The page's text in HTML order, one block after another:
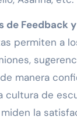
de Feedback
permiten a
manera
cultura de
la